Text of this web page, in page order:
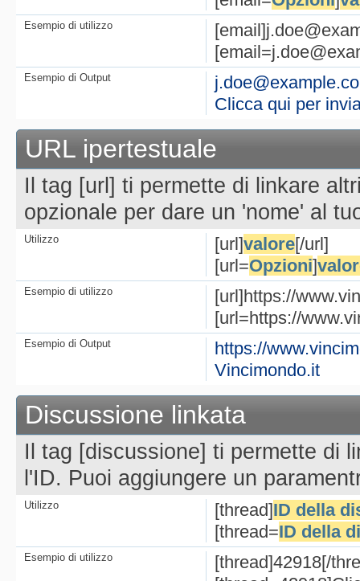
Esempio di utilizzo
Clicca qui per
Esempio di Output
URL ipertestuale
Il tag [url] ti permette di linkare
opzionale per dare un 'nome' al
[url]valore[/url]
[url=Opzioni]
Utilizzo
[url]https://
[url=https://
Esempio di utilizzo
https://
Vincimondo.it
Esempio di Output
Discussione linkata
Il tag [discussione] ti permette di
l'ID. Puoi aggiungere un
[thread]ID della
[thread=ID della
Utilizzo
[thread]42918[/
Esempio di utilizzo